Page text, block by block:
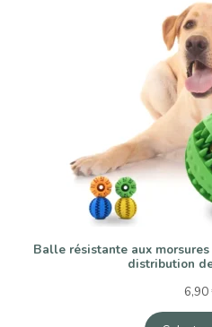
Balle résistante aux
distribution
6,90